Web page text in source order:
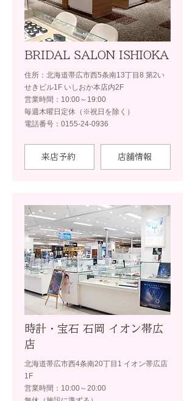
BRIDAL SALON ISHIOKA
住所：北海道帯広市西5条南13丁目8 第2い
せきビル1F いしおか本店内2F
営業時間：10:00～19:00
毎週木曜日定休（※祝日を除く）
電話番号：0155-24-0936
来店予約 店舗情報
時計・宝石 石岡 イオン帯広
店
北海道帯広市西4条南20丁目1 イオン帯広店
1F
営業時間：10:00～20:00